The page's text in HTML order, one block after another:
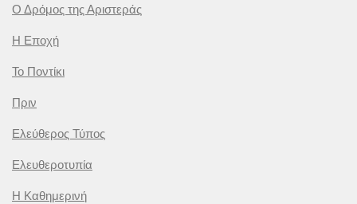
Ο Δρόμος της Αριστεράς
Η Εποχή
Το Ποντίκι
Πριν
Ελεύθερος Τύπος
Ελευθεροτυπία
Η Καθημερινή